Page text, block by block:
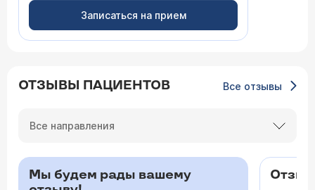
Записаться на прием
ОТЗЫВЫ ПАЦИЕНТОВ Все отзывы
Все направления
Мы будем рады вашему